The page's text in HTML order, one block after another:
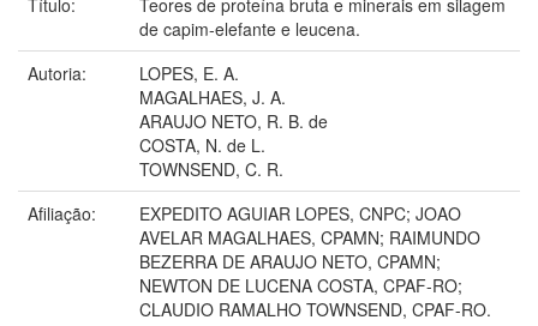
de capim-elefante e leucena.
Autoria:
LOPES, E. A.
MAGALHAES, J. A.
ARAUJO NETO, R. B. de
COSTA, N. de L.
TOWNSEND, C. R.
Afiliação:
EXPEDITO AGUIAR LOPES, CNPC; JOAO
AVELAR MAGALHAES, CPAMN; RAIMUNDO
BEZERRA DE ARAUJO NETO, CPAMN;
NEWTON DE LUCENA COSTA, CPAF-RO;
CLAUDIO RAMALHO TOWNSEND, CPAF-RO.